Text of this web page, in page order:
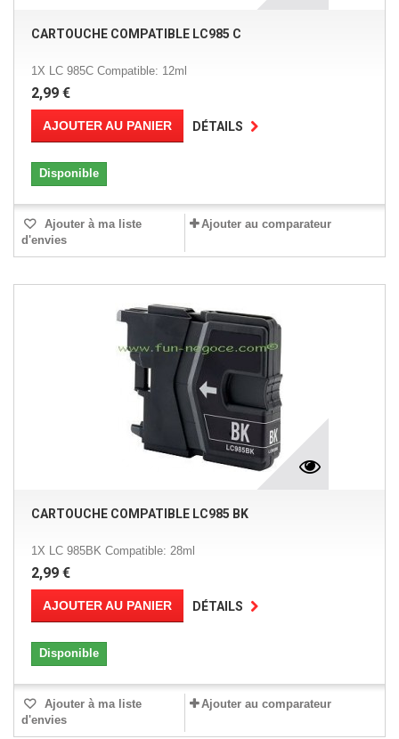
CARTOUCHE COMPATIBLE LC985 C
1X LC 985C Compatible: 12ml
2,99 €
AJOUTER AU PANIER DÉTAILS
Disponible
Ajouter à ma liste
d'envies
Ajouter au comparateur
CARTOUCHE COMPATIBLE LC985 BK
1X LC 985BK Compatible: 28ml
2,99 €
AJOUTER AU PANIER DÉTAILS
Disponible
Ajouter à ma liste
d'envies
Ajouter au comparateur